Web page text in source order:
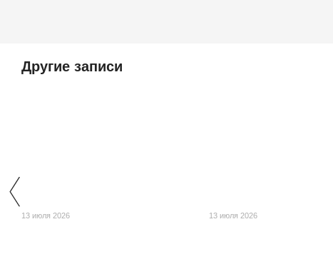
Другие записи
13 июля 2026 13 июля 2026